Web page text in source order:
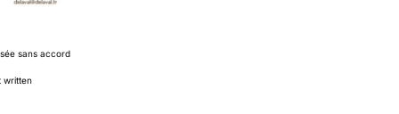
sans accord
written